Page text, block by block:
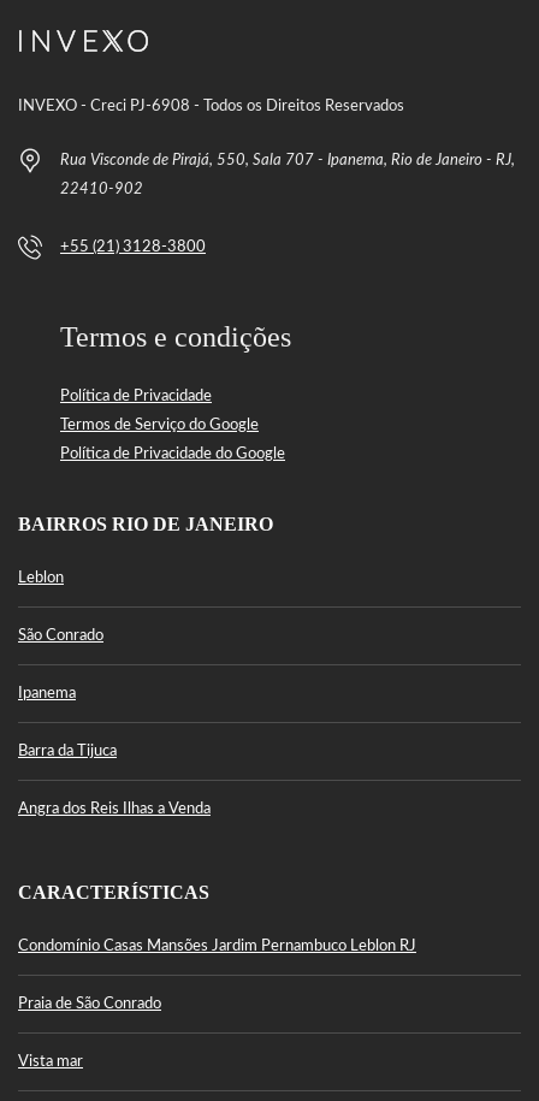
INVEXO - Creci PJ-6908 - Todos os Direitos Reservados
Rua Visconde de Pirajá, 550, Sala 707 - Ipanema, Rio de Janeiro - RJ,
22410-902
+55 (21) 3128-3800
Termos e condições
Política de Privacidade
Termos de Serviço do Google
Política de Privacidade do Google
BAIRROS RIO DE JANEIRO
Leblon
São Conrado
Ipanema
Barra da Tijuca
Angra dos Reis Ilhas a Venda
CARACTERÍSTICAS
Condomínio Casas Mansões Jardim Pernambuco Leblon RJ
Praia de São Conrado
Vista mar